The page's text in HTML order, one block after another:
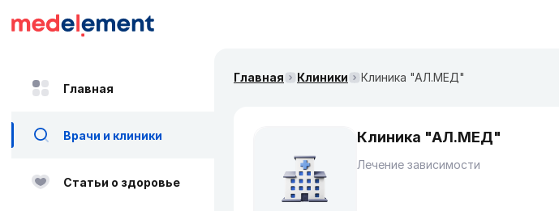
Главная
Врачи и клиники
Статьи о здоровье
Главная Клиники Клиника "АЛ.МЕД"
Клиника "АЛ.МЕД"
Лечение зависимости